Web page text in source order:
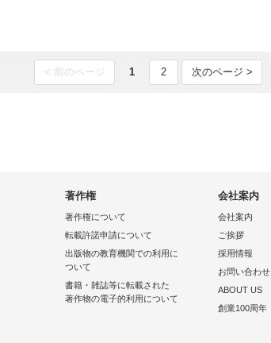
< 前のページ 1 2 次のページ >
著作権
著作権について
転載許諾申請について
出版物の教育機関での利用に
ついて
書籍・雑誌等に転載された
著作物の電子的利用について
会社案内
会社案内
ご挨拶
採用情報
お問い合わせ
ABOUT US
創業100周年